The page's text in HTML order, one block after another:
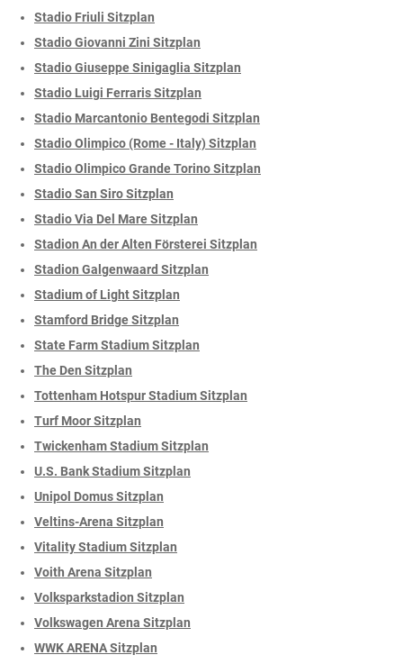
Stadio Friuli Sitzplan
Stadio Giovanni Zini Sitzplan
Stadio Giuseppe Sinigaglia Sitzplan
Stadio Luigi Ferraris Sitzplan
Stadio Marcantonio Bentegodi Sitzplan
Stadio Olimpico (Rome - Italy) Sitzplan
Stadio Olimpico Grande Torino Sitzplan
Stadio San Siro Sitzplan
Stadio Via Del Mare Sitzplan
Stadion An der Alten Försterei Sitzplan
Stadion Galgenwaard Sitzplan
Stadium of Light Sitzplan
Stamford Bridge Sitzplan
State Farm Stadium Sitzplan
The Den Sitzplan
Tottenham Hotspur Stadium Sitzplan
Turf Moor Sitzplan
Twickenham Stadium Sitzplan
U.S. Bank Stadium Sitzplan
Unipol Domus Sitzplan
Veltins-Arena Sitzplan
Vitality Stadium Sitzplan
Voith Arena Sitzplan
Volksparkstadion Sitzplan
Volkswagen Arena Sitzplan
WWK ARENA Sitzplan